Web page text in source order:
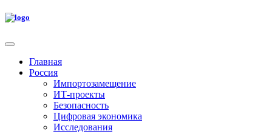
Главная
Россия
Импортозамещение
ИТ-проекты
Безопасность
Цифровая экономика
Исследования